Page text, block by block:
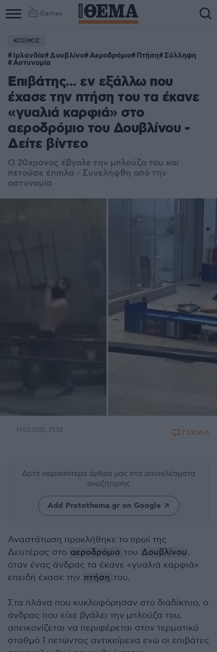
Games
ΚΟΣΜΟΣ
Ιρλανδία Δουβλίνο Αεροδρόμιο Πτήση Σύλληψη
Αστυνομία
Επιβάτης... εν εξάλλω που
έχασε την πτήση του τα έκανε
«γυαλιά καρφιά» στο
αεροδρόμιο του Δουβλίνου -
Δείτε βίντεο
Ο 20χρονος έβγαλε την μπλούζα του και
πετούσε έπιπλα - Συνελήφθη από την
αστυνομία
17.03.2025, 21:52 7 ΣΧΟΛΙΑ
Δείτε περισσότερα άρθρα μας στα αποτελέσματα
αναζήτησης
Add Protothema.gr on Google
Αναστάτωση προκλήθηκε το πρωί της
Δευτέρας στο αεροδρόμιο του Δουβλίνου ,
όταν ένας άνδρας τα έκανε «γυαλιά καρφιά»
επειδή έχασε την πτήση του.
Στα πλάνα που κυκλοφόρησαν στο διαδίκτυο, ο
άνδρας που είχε βγάλει την μπλούζα του,
απεικονίζεται να περιφέρεται στον τερματικό
σταθμό 1 πετώντας αντικείμενα ενώ οι επιβάτες